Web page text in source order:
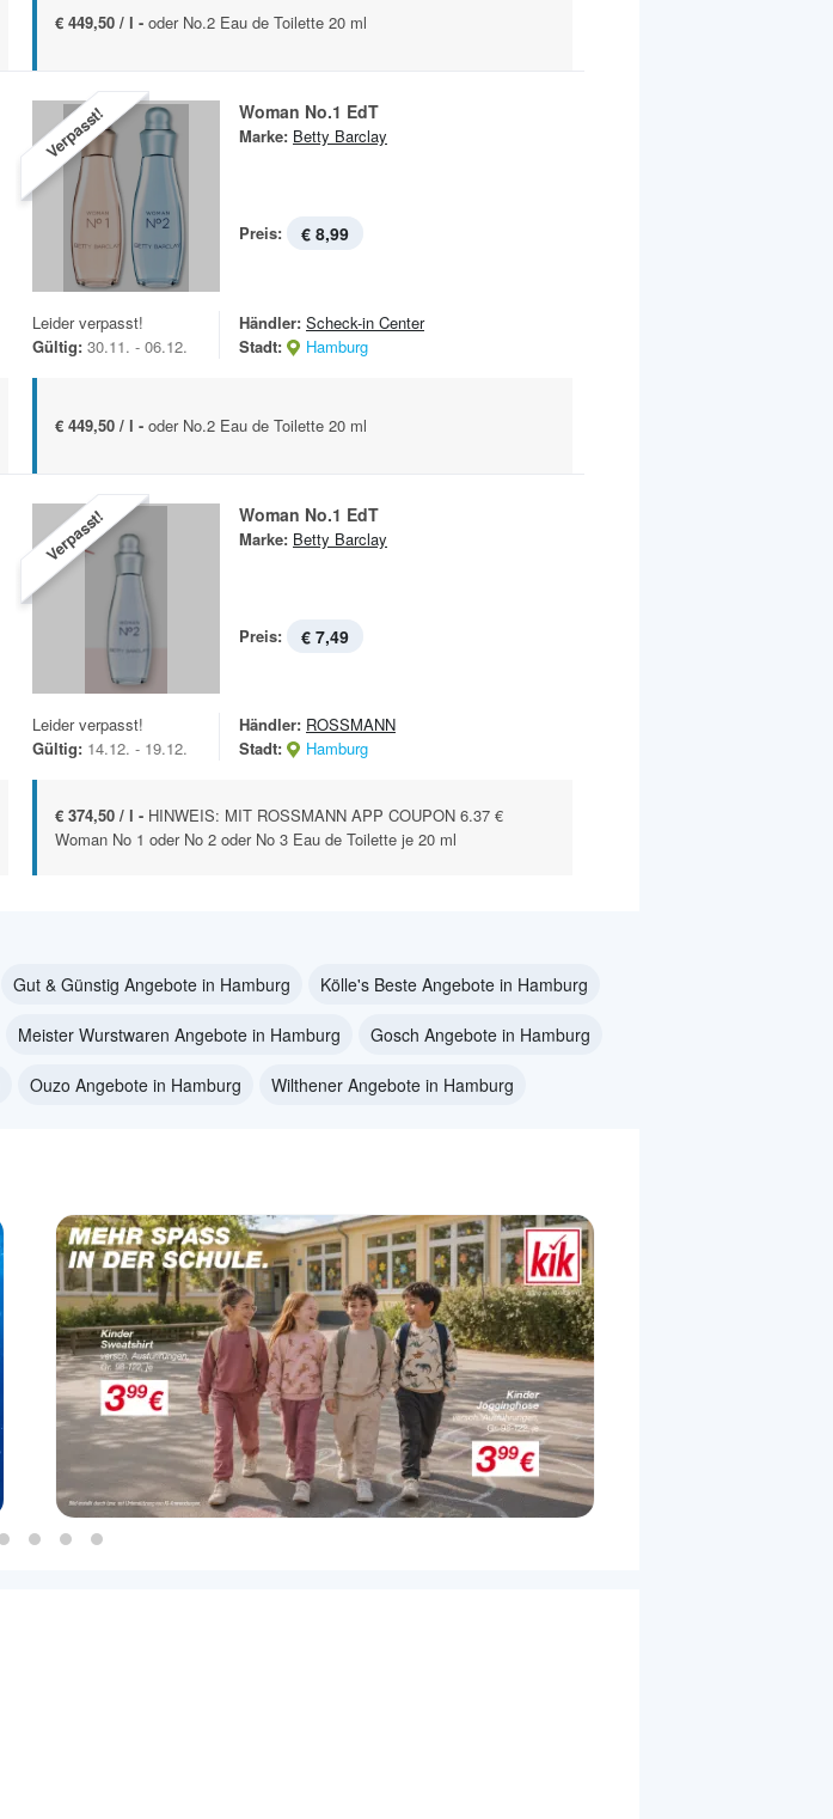
€ 449,50 / l - oder No.2 Eau de Toilette 20 ml
Verpasst! Woman No.1 EdT
Marke: Betty Barclay
Preis: € 8,99
Leider verpasst!
Gültig: 30.11. - 06.12.
Händler: Scheck-in Center
Stadt:
Hamburg
€ 449,50 / l - oder No.2 Eau de Toilette 20 ml
Verpasst! Woman No.1 EdT
Marke: Betty Barclay
Preis: € 7,49
Leider verpasst!
Gültig: 14.12. - 19.12.
Händler: ROSSMANN
Stadt:
Hamburg
€ 374,50 / l - HINWEIS: MIT ROSSMANN APP COUPON 6.37 €
Woman No 1 oder No 2 oder No 3 Eau de Toilette je 20 ml
Gut & Günstig Angebote in Hamburg Kölle's Beste Angebote in Hamburg
Meister Wurstwaren Angebote in Hamburg Gosch Angebote in Hamburg
Ouzo Angebote in Hamburg Wilthener Angebote in Hamburg